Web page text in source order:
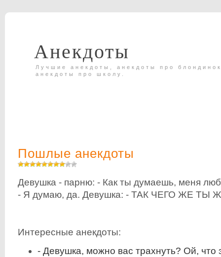
Анекдоты
Лучшие анекдоты, анекдоты про
анекдоты про школу.
Пошлые анекдоты
Девушка - парню: - Как ты думаешь, меня
- Я думаю, да. Девушка: - ТАК ЧЕГО ЖЕ ТЫ
Интересные анекдоты:
- Девушка, можно вас трахнуть? Ой, что